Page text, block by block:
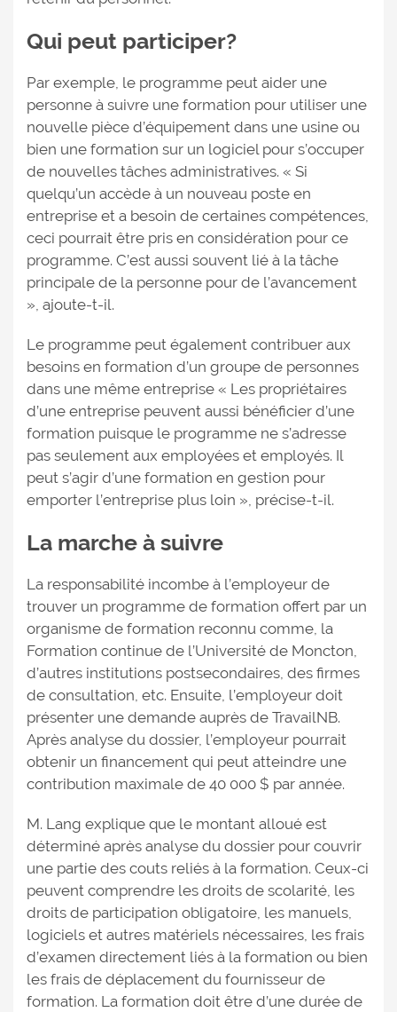
Qui peut participer?
Par exemple, le programme peut aider une
personne à suivre une formation pour utiliser une
nouvelle pièce d’équipement dans une usine ou
bien une formation sur un logiciel pour s’occuper
de nouvelles tâches administratives. « Si
quelqu’un accède à un nouveau poste en
entreprise et a besoin de certaines compétences,
ceci pourrait être pris en considération pour ce
programme. C’est aussi souvent lié à la tâche
principale de la personne pour de l’avancement
», ajoute-t-il.
Le programme peut également contribuer aux
besoins en formation d’un groupe de personnes
dans une même entreprise « Les propriétaires
d’une entreprise peuvent aussi bénéficier d’une
formation puisque le programme ne s’adresse
pas seulement aux employées et employés. Il
peut s’agir d’une formation en gestion pour
emporter l’entreprise plus loin », précise-t-il.
La marche à suivre
La responsabilité incombe à l’employeur de
trouver un programme de formation offert par un
organisme de formation reconnu comme, la
Formation continue de l’Université de Moncton,
d’autres institutions postsecondaires, des firmes
de consultation, etc. Ensuite, l’employeur doit
présenter une demande auprès de TravailNB.
Après analyse du dossier, l’employeur pourrait
obtenir un financement qui peut atteindre une
contribution maximale de 40 000 $ par année.
M. Lang explique que le montant alloué est
déterminé après analyse du dossier pour couvrir
une partie des couts reliés à la formation. Ceux-ci
peuvent comprendre les droits de scolarité, les
droits de participation obligatoire, les manuels,
logiciels et autres matériels nécessaires, les frais
d’examen directement liés à la formation ou bien
les frais de déplacement du fournisseur de
formation. La formation doit être d’une durée de